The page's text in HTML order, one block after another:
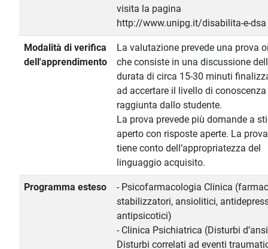
visita la pagina
http://www.unipg.it/disabilita-e-dsa
Modalità di verifica
dell'apprendimento
La valutazione prevede una prova
che consiste in una discussione
durata di circa 15-30 minuti
ad accertare il livello di conoscenza
raggiunta dallo studente.
La prova prevede più domande a
aperto con risposte aperte. La prova
tiene conto dell’appropriatezza del
linguaggio acquisito.
Programma esteso
- Psicofarmacologia Clinica
stabilizzatori, ansiolitici,
antipsicotici)
- Clinica Psichiatrica (Disturbi
Disturbi correlati ad eventi